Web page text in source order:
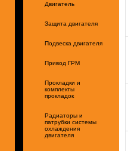
Двигатель
Защита двигателя
Подвеска двигателя
Привод ГРМ
Прокладки и
комплекты
прокладок
Радиаторы и
патрубки системы
охлаждения
двигателя